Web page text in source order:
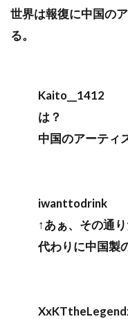
世界は報復に中国の
る。
Kaito__1412
は？
中国のアーティ
iwanttodrink
↑あぁ、その通り
代わりに中国製